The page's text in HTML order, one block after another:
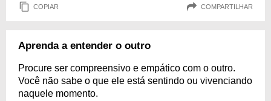
COPIAR COMPARTILHAR
Aprenda a entender o outro
Procure ser compreensivo e empático com o outro.
Você não sabe o que ele está sentindo ou vivenciando
naquele momento.